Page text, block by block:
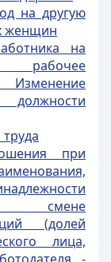
на другую
женщин
на
при
смене
(долей
лица,